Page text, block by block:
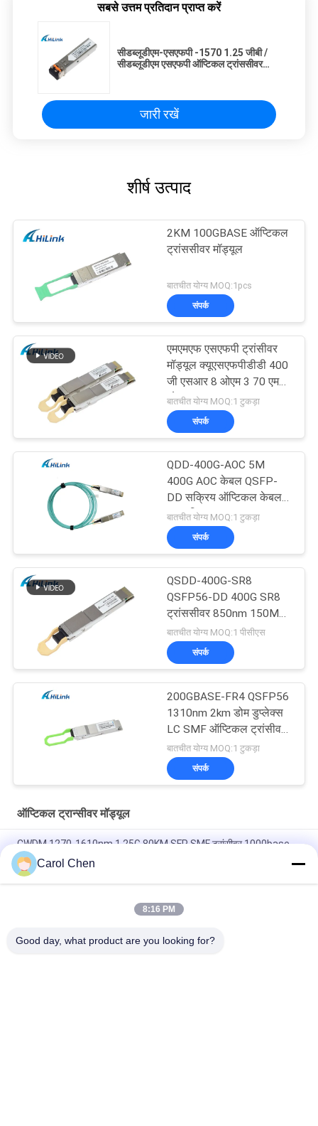
सबसे उत्तम प्रतिदान प्राप्त करें
सीडब्लूडीएम-एसएफपी -1570 1.25 जीबी /
सीडब्लूडीएम एसएफपी ऑप्टिकल ट्रांससीवर
जारी रखें
शीर्ष उत्पाद
2KM 100GBASE ऑप्टिकल
ट्रांससीवर मॉड्यूल
बातचीत योग्य MOQ:1pcs
संपर्क
एमएमएफ एसएफपी ट्रांसीवर
मॉड्यूल क्यूएसएफपीडीडी 400
जी एसआर 8 ओएम 3 70 एम
ओएम 4 100 एम
बातचीत योग्य MOQ:1 टुकड़ा
संपर्क
QDD-400G-AOC 5M
400G AOC केबल QSFP-
DD सक्रिय ऑप्टिकल केबल
अनुकूलित
बातचीत योग्य MOQ:1 टुकड़ा
संपर्क
QSDD-400G-SR8
QSFP56-DD 400G SR8
ट्रांससीवर 850nm 150M
MPT/MPO-16 DOM
बातचीत योग्य MOQ:1 पीसीएस
संपर्क
200GBASE-FR4 QSFP56
1310nm 2km डोम डुप्लेक्स
LC SMF ऑप्टिकल ट्रांसीवर
मॉड्यूल
बातचीत योग्य MOQ:1 टुकड़ा
संपर्क
ऑप्टिकल ट्रान्सीवर मॉड्यूल
CWDM 1270-1610nm 1.25G 80KM SFP SMF ट्रांसीवर 1000base
60 किमी क्यूएसएफपी + ईथरनेट ऑप्टिकल ट्रांसीवर हॉट प्लग करने योग्य डुप्लेक्स
एलसी 40 जीबी / एस
एमपीओ कनेक्टर ऑप्टिकल ट्रांसीवर मॉड्यूल हिलिंक 100G QSFP28 SR4
Carol Chen
8:16 PM
Good day, what product are you looking for?